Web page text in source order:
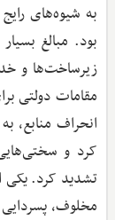
به شیوه‌های
بود. مبالغ
زیرساخت‌ها و
مقامات دولتی
انحراف
کرد و
تشدید کرد. یکی
مخلوف،